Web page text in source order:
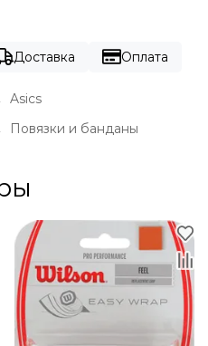
Доставка Оплата
Asics
Повязки и банданы